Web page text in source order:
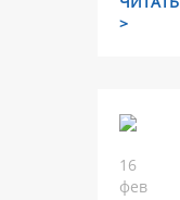
>
16
фев